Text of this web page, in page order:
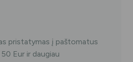
pristatymas į paštomatus
Eur ir daugiau